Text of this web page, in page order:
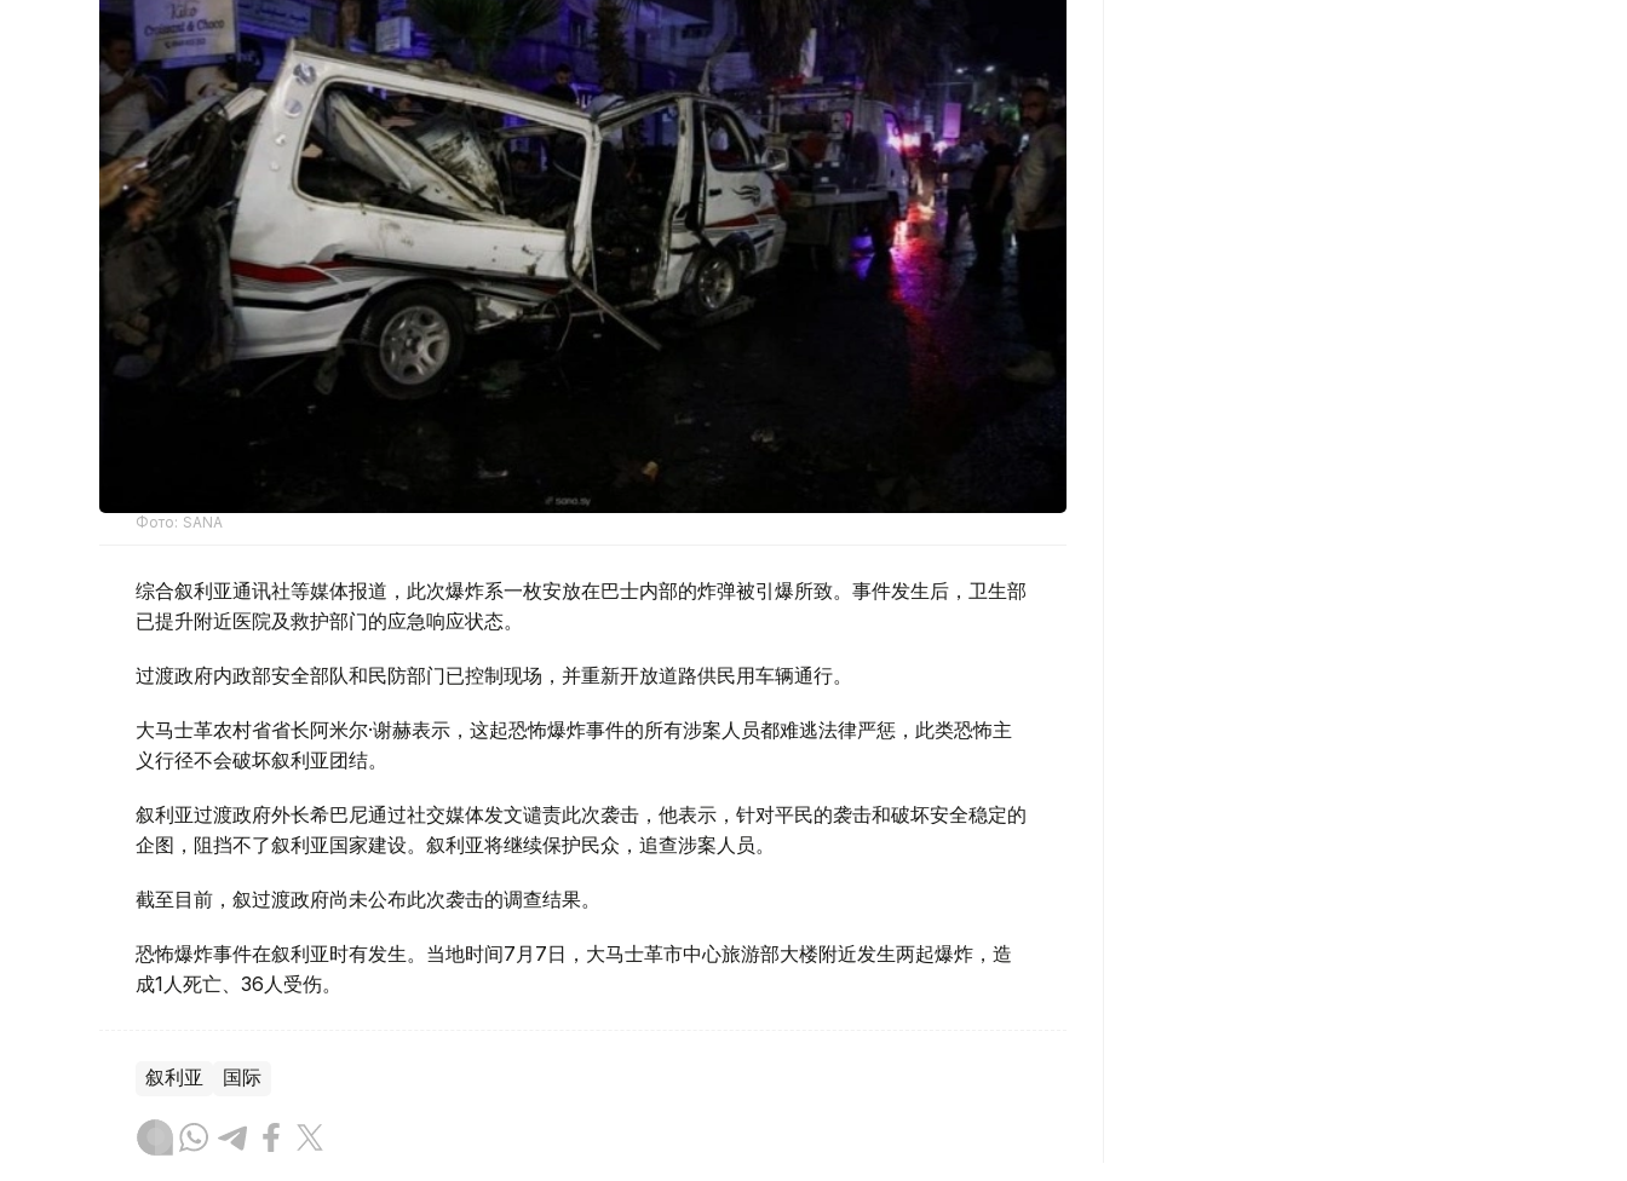
Фото: SANA
综合叙利亚通讯社等媒体报道，此次爆炸系一枚安放在巴士内部的炸弹被引爆所致。事件发生后，卫生部
已提升附近医院及救护部门的应急响应状态。
过渡政府内政部安全部队和民防部门已控制现场，并重新开放道路供民用车辆通行。
大马士革农村省省长阿米尔·谢赫表示，这起恐怖爆炸事件的所有涉案人员都难逃法律严惩，此类恐怖主
义行径不会破坏叙利亚团结。
叙利亚过渡政府外长希巴尼通过社交媒体发文谴责此次袭击，他表示，针对平民的袭击和破坏安全稳定的
企图，阻挡不了叙利亚国家建设。叙利亚将继续保护民众，追查涉案人员。
截至目前，叙过渡政府尚未公布此次袭击的调查结果。
恐怖爆炸事件在叙利亚时有发生。当地时间7月7日，大马士革市中心旅游部大楼附近发生两起爆炸，造
成1人死亡、36人受伤。
叙利亚 国际